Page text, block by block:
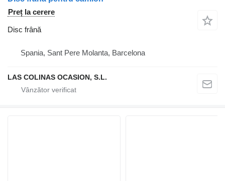
Preț la cerere
Disc frână
Spania, Sant Pere Molanta, Barcelona
LAS COLINAS OCASION, S.L.